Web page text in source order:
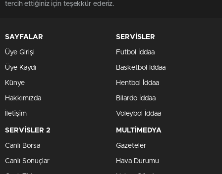
tercih ettiğiniz için teşekkür ederiz.
SAYFALAR
Üye Girişi
Üye Kaydı
Künye
Hakkımızda
İletişim
SERVİSLER
Futbol İddaa
Basketbol İddaa
Hentbol İddaa
Bilardo İddaa
Voleybol İddaa
SERVİSLER 2
Canlı Borsa
Canlı Sonuçlar
MULTİMEDYA
Gazeteler
Hava Durumu